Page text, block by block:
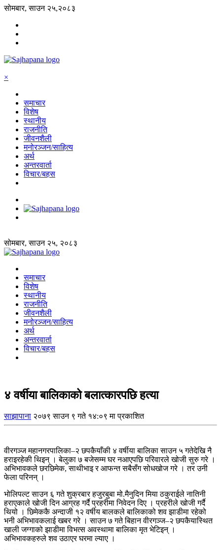
सोमबार, साउन २५,२०८३
×
समाचार
विशेष
स्थानीय
राजनीति
जीवनशैली
मनोरञ्जन/साहित्य
अर्थ
अन्तरवार्ता
विचार/बहस
सोमबार, साउन २५, २०८३
समाचार
विशेष
स्थानीय
राजनीति
जीवनशैली
मनोरञ्जन/साहित्य
अर्थ
अन्तरवार्ता
विचार/बहस
४ वर्षीया बालिकाको बलात्कारपछि हत्या
साझापाना २०७९ साउन ९ गते १४:०९ मा प्रकाशित
वीरगञ्ज महानगरपालिका–२ छपकैयाँकी ४ वर्षीया बालिका साउन ५ गतेदेखि नै
हराइरहेकी थिइन् । बेलुका ७ बजेसम्म घर नआएपछि परिवारले खोजी सुरु गरे ।
अभिभावकले छरछिमेक, साथीभाइ र आफन्त सबैसँग सोधखोज गरे । तर उनी
फेला परिनन् ।
भोलिपल्ट साउन ६ गते शुक्रबार हजुरबुबा मो.मैनुदिन मिया ठकुराईले नातिनी
हराएकाले खोजी दिन आग्रह गर्दै प्रहरीमा निवेदन दिए । प्रहरीले खोजी गर्दै
थियो । छिमेककै अन्दाजी १२ वर्षीय बालकले बालिकाको शव झाडीमा रहेको
भनी अभिभावकलाई खबर गरे । साउन ७ गते बिहान वीरगञ्ज–२ छपकैयास्थित
खाली जग्गाको झाडीमा विभत्स अवस्थामा बालिका मृत भेटिइन् ।
अभिभावकहरुले शव उठाएर घरमा ल्याए ।